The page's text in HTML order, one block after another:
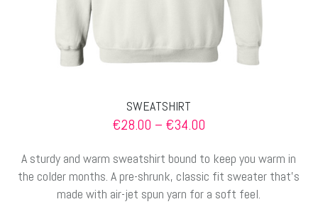
SWEATSHIRT
€28.00 – €34.00Preisspanne:
bis
€34.00
A sturdy and warm sweatshirt bound to keep you warm in
the colder months. A pre-shrunk, classic fit sweater that’s
made with air-jet spun yarn for a soft feel.